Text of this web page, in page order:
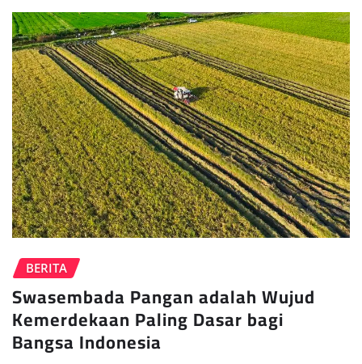
BERITA
Swasembada Pangan adalah Wujud
Kemerdekaan Paling Dasar bagi
Bangsa Indonesia